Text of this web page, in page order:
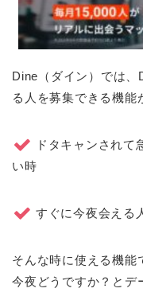
Dine（ダイン）では、
る人を募集できる機能
ドタキャンされて
い時
すぐに今夜会える
そんな時に使える機能
今夜どうですか？とデ